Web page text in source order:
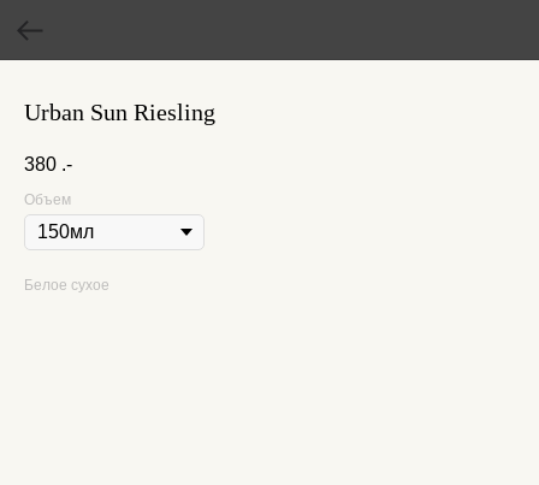
Urban Sun Riesling
380 .-
Объем
Белое сухое